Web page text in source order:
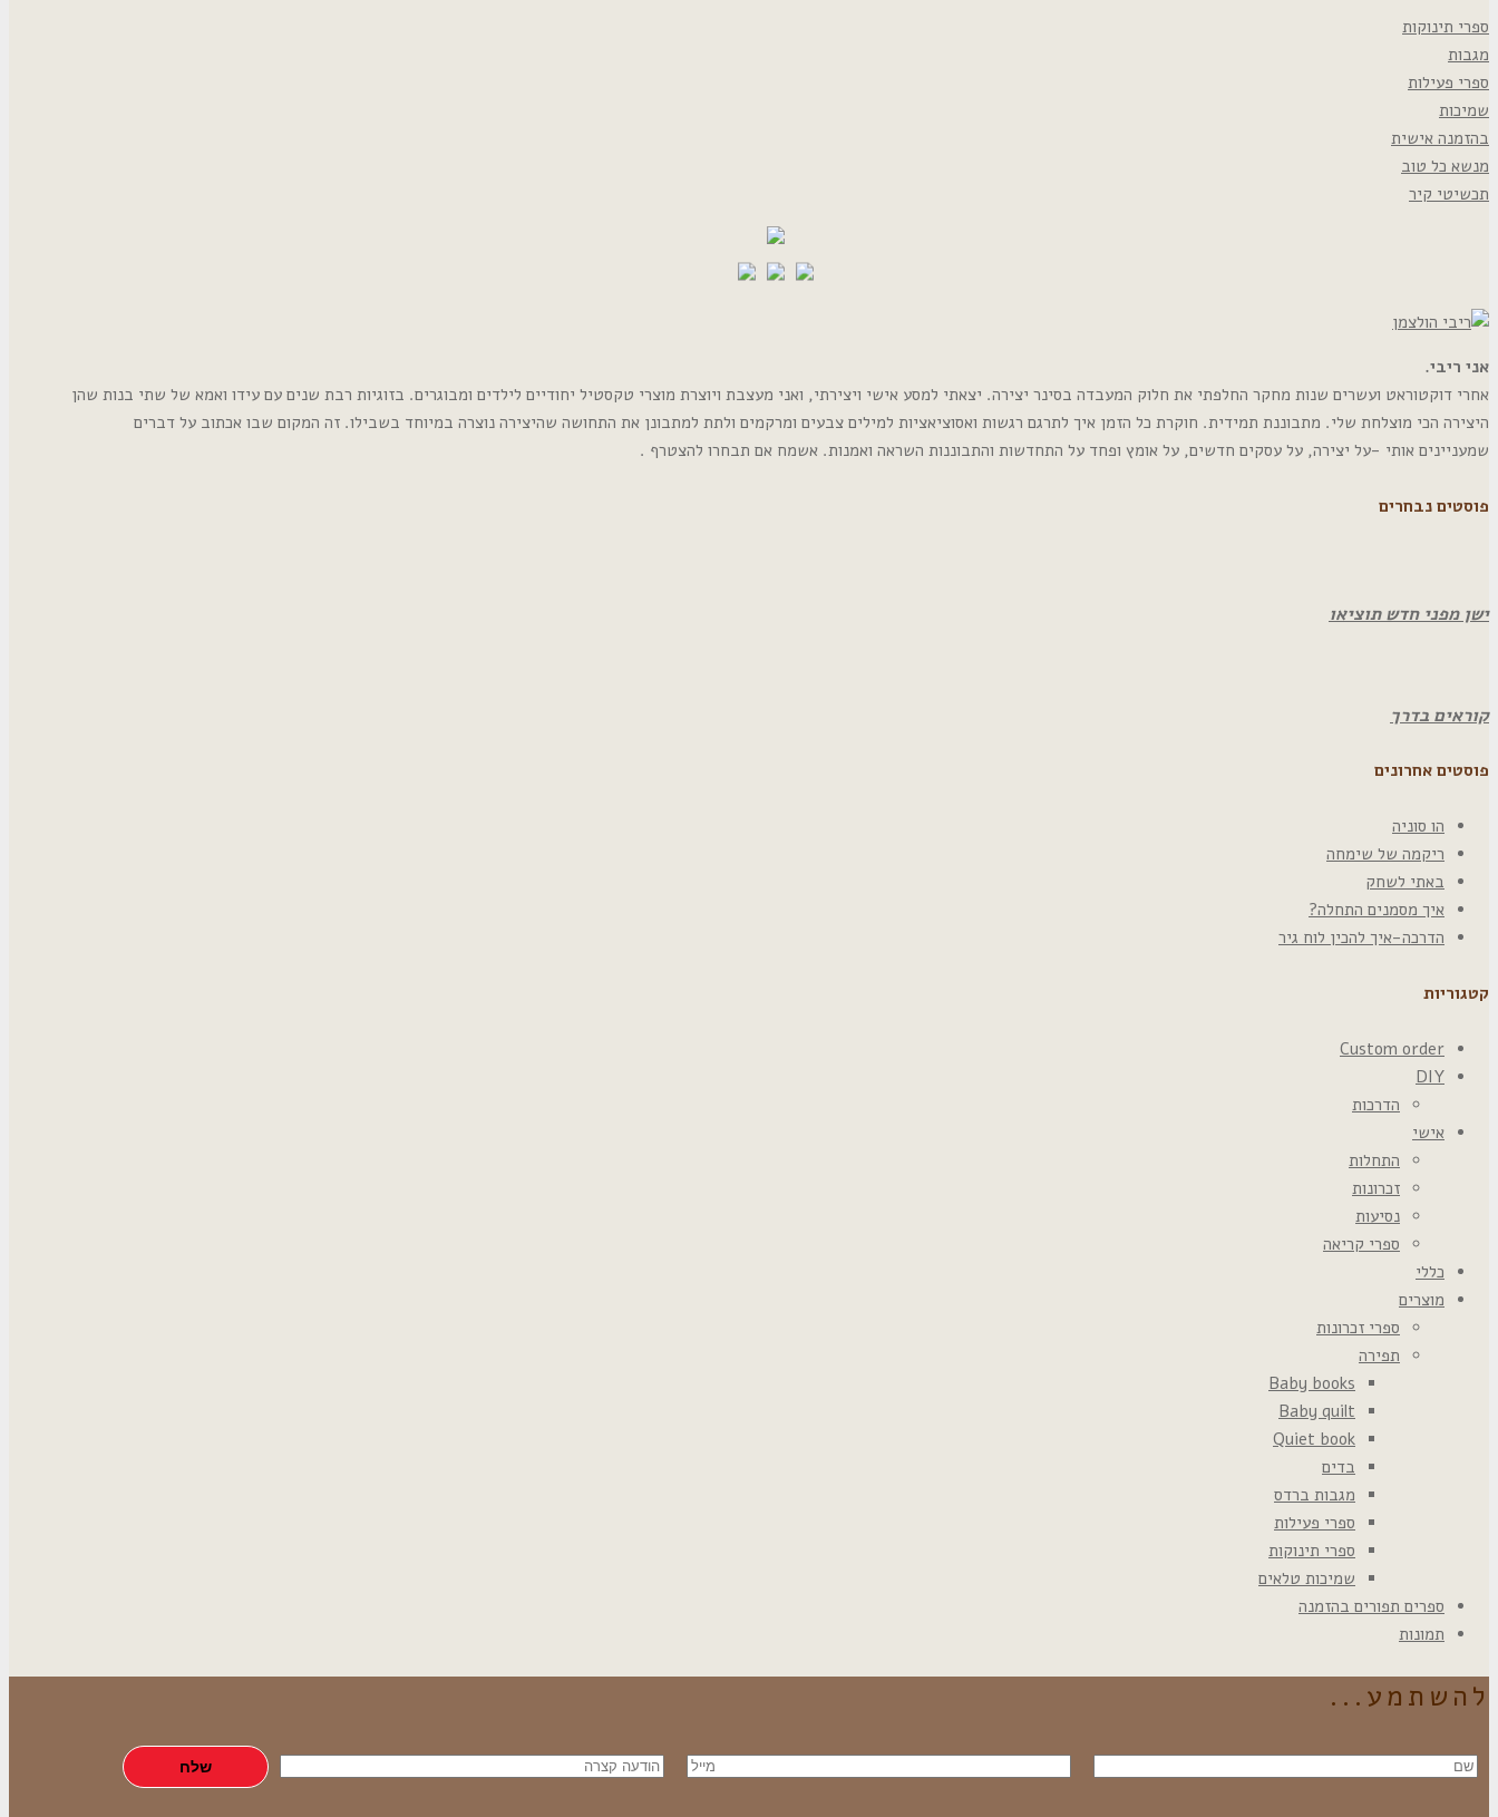
ספרי תינוקות
מגבות
ספרי פעילות
שמיכות
בהזמנה אישית
מנשא כל טוב
תכשיטי קיר
אני ריבי.
אחרי דוקטוראט ועשרים שנות מחקר החלפתי את חלוק המעבדה בסינר יצירה. יצאתי למסע אישי ויצירתי, ואני מעצבת ויוצרת מוצרי טקסטיל יחודיים לילדים ומבוגרים. בזוגיות רבת שנים עם עידו ואמא של שתי בנות שהן
היצירה הכי מוצלחת שלי. מתבוננת תמידית. חוקרת כל הזמן איך לתרגם רגשות ואסוציאציות למילים צבעים ומרקמים ולתת למתבונן את התחושה שהיצירה נוצרה במיוחד בשבילו. זה המקום שבו אכתוב על דברים
שמעניינים אותי -על יצירה, על עסקים חדשים, על אומץ ופחד על התחדשות והתבוננות השראה ואמנות. אשמח אם תבחרו להצטרף .
פוסטים נבחרים
ישן מפני חדש תוציאו
קוראים בדרך
פוסטים אחרונים
הו סוניה
ריקמה של שימחה
באתי לשחק
איך מסמנים התחלה?
הדרכה-איך להכין לוח גיר
קטגוריות
Custom order
DIY
הדרכות
אישי
התחלות
זכרונות
נסיעות
ספרי קריאה
כללי
מוצרים
ספרי זכרונות
תפירה
Baby books
Baby quilt
Quiet book
בדים
מגבות ברדס
ספרי פעילות
ספרי תינוקות
שמיכות טלאים
ספרים תפורים בהזמנה
תמונות
להשתמע...